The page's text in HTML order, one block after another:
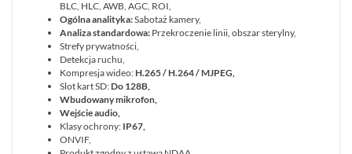
SZKOLENIA
WSPÓŁPRACA
DOSTAWA
ZWROT
SERWIS
POLITYKA
PRYWATNOŚCI
KODY
RABATOWE
BLC, HLC, AWB, AGC, ROI,
Ogólna analityka:Sabotaż kamery,
Analiza standardowa: Przekroczenie linii, obszar sterylny,
Strefy prywatności,
Detekcja ruchu,
Kompresja wideo:H.265 / H.264 / MJPEG,
Slot kart SD:Do 128B,
Wbudowany mikrofon,
Wejście audio,
Klasy ochrony: IP67,
ONVIF,